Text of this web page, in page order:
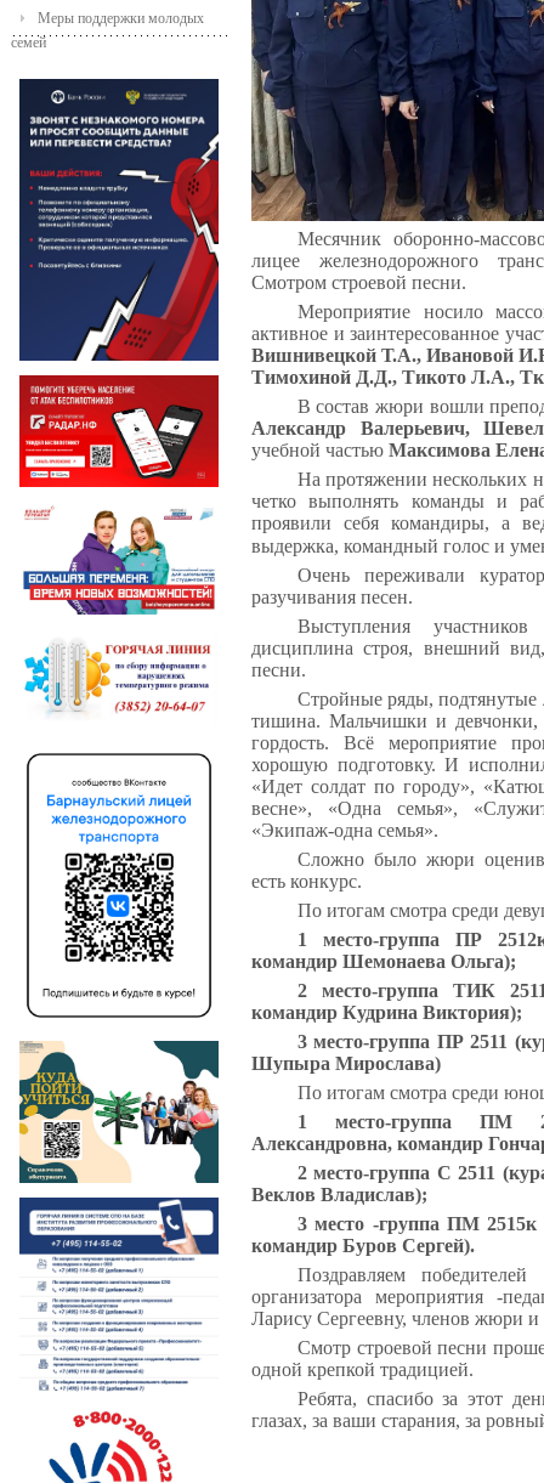
Меры поддержки молодых
семей
Месячник оборонно-
лицее железнодорожного
Смотром строевой песни.
Мероприятие носило
активное и заинтересованное
Вишнивецкой Т.А., Ивановой
Тимохиной Д.Д., Тикото Л.А.,
В состав жюри вошли
Александр Валерьевич,
учебной частью Максимова
На протяжении нескольких
четко выполнять команды и
проявили себя командиры, а
выдержка, командный голос и
Очень переживали
разучивания песен.
Выступления
дисциплина строя, внешний
песни.
Стройные ряды, подтянутые
тишина. Мальчишки и девчонки,
гордость. Всё мероприятие
хорошую подготовку. И
«Идет солдат по городу»,
весне», «Одна семья»,
«Экипаж-одна семья».
Сложно было жюри
есть конкурс.
По итогам смотра среди
1 место-группа ПР
командир Шемонаева Ольга);
2 место-группа ТИК
командир Кудрина Виктория);
3 место-группа ПР 2511
Шупыра Мирослава)
По итогам смотра среди
1 место-группа ПМ
Александровна, командир
2 место-группа С 2511
Веклов Владислав);
3 место -группа ПМ
командир Буров Сергей).
Поздравляем
организатора мероприятия -
Ларису Сергеевну, членов жюри и
Смотр строевой песни
одной крепкой традицией.
Ребята, спасибо за этот
глазах, за ваши старания, за